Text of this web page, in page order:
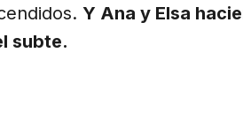
Y Ana y Elsa
subte.